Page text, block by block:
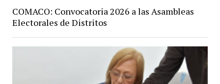
COMACO: Convocatoria 2026 a las Asambleas
Electorales de Distritos